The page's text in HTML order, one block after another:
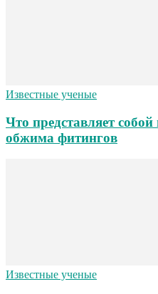
Известные ученые
Что представляет
обжима фитингов
Известные ученые